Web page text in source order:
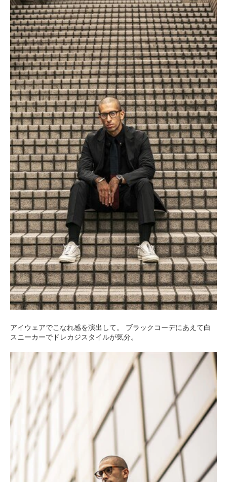
アイウェアでこなれ感を演出して。 ブラックコーデにあえて白
スニーカーでドレカジスタイルが気分。